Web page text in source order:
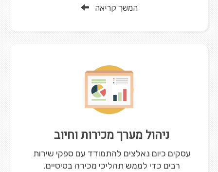
המשך קריאה
ניהול מערך מכירות וחיוב
עסקים כיום נאלצים להתמודד עם ספקי שירות
רבים כדי לממש תהליכי מכירה בסיסיים.